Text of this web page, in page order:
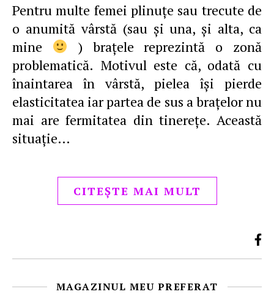
Pentru multe femei plinuţe sau trecute de
o anumită vârstă (sau şi una, şi alta, ca
mine
) braţele reprezintă o zonă
problematică. Motivul este că, odată cu
înaintarea în vârstă, pielea îşi pierde
elasticitatea iar partea de sus a braţelor nu
mai are fermitatea din tinereţe. Această
situaţie…
CITEȘTE MAI MULT
MAGAZINUL MEU PREFERAT